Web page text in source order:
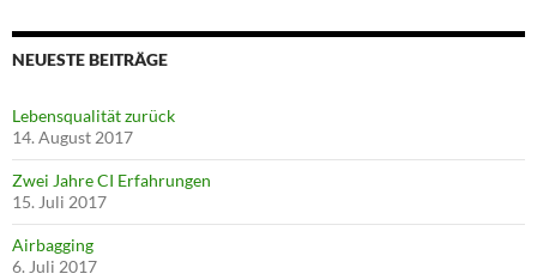
NEUESTE BEITRÄGE
Lebensqualität zurück
14. August 2017
Zwei Jahre CI Erfahrungen
15. Juli 2017
Airbagging
6. Juli 2017